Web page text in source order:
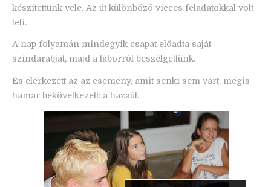
készítettünk vele. Az út különböző vicces feladatokkal volt
teli.
A nap folyamán mindegyik csapat előadta saját
színdarabját, majd a táborról beszélgettünk.
És elérkezett az az esemény, amit senki sem várt, mégis
hamar bekövetkezett: a hazaút.